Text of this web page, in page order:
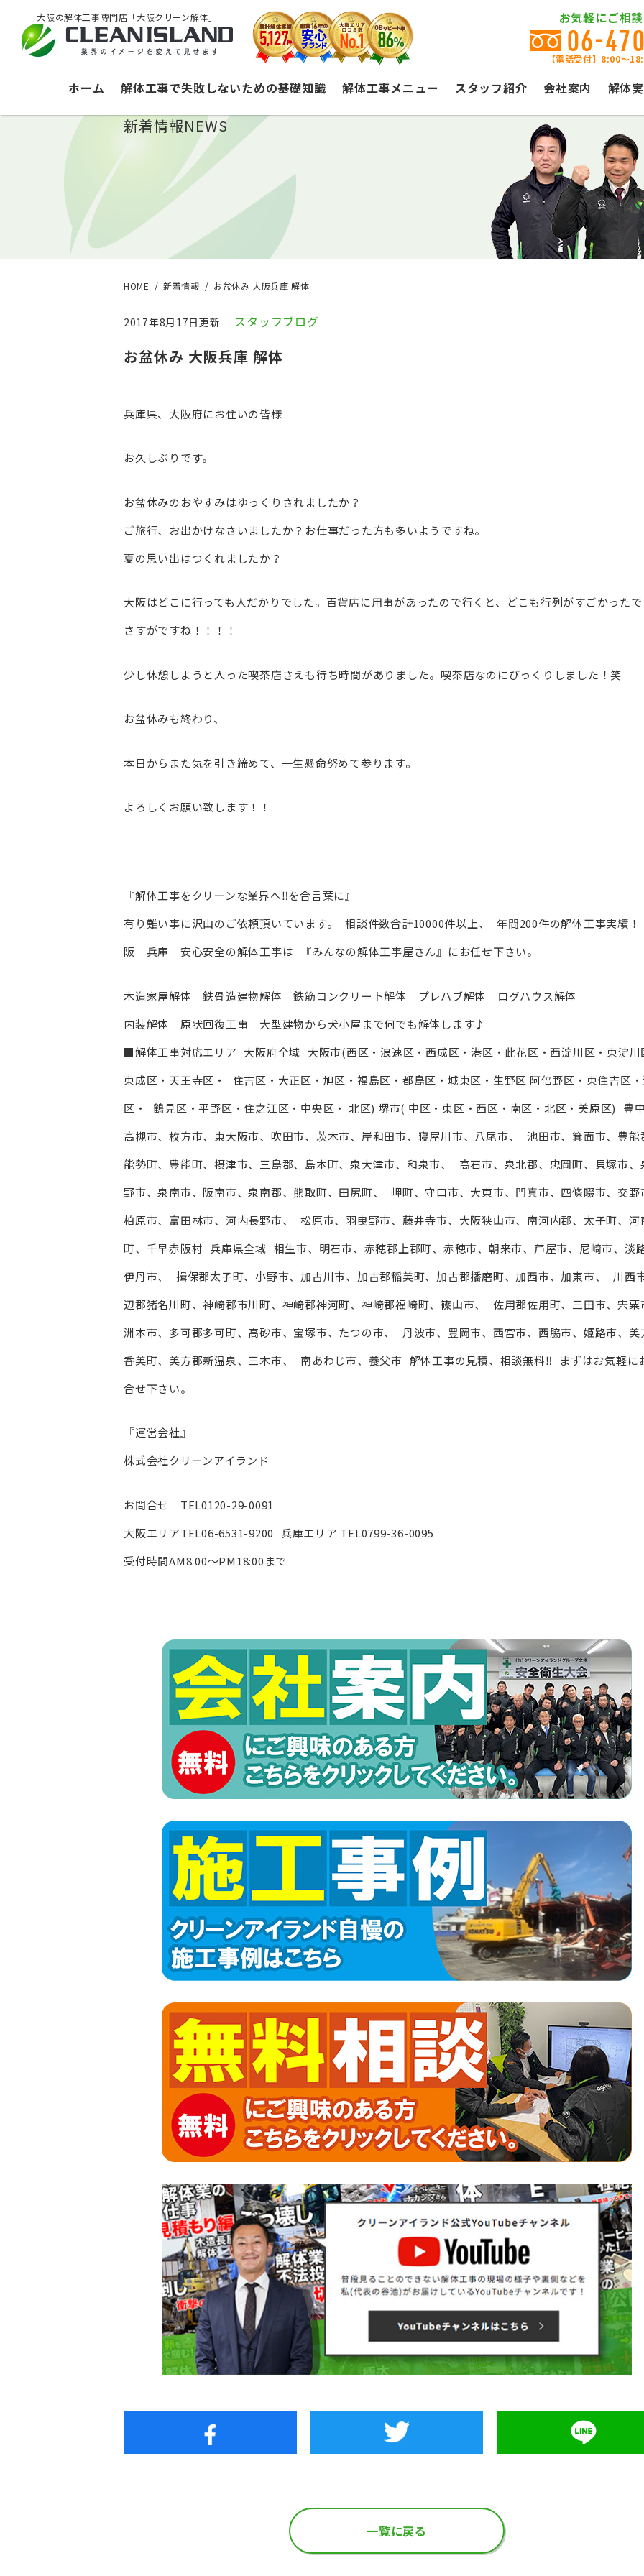
大阪の解体工事専門店「大阪クリーン解体」 お気軽にご相
06-
【電話受付】8:00〜
ホーム 解体工事で失敗しないための基礎知識 解体工事メニュー スタッフ紹介 会社案内 解体
新着情報NEWS
HOME 新着情報 お盆休み 大阪兵庫 解体
2017年8月17日更新 スタッフブログ
お盆休み 大阪兵庫 解体
兵庫県、大阪府にお住いの皆様
お久しぶりです。
お盆休みのおやすみはゆっくりされましたか？
ご旅行、お出かけなさいましたか？お仕事だった方も多いようですね。
夏の思い出はつくれましたか？
大阪はどこに行っても人だかりでした。百貨店に用事があったので行くと、どこも行列がすごかった
さすがですね！！！！
少し休憩しようと入った喫茶店さえも待ち時間がありました。喫茶店なのにびっくりしました！笑
お盆休みも終わり、
本日からまた気を引き締めて、一生懸命努めて参ります。
よろしくお願い致します！！
『解体工事をクリーンな業界へ‼︎を合言葉に』
有り難い事に沢山のご依頼頂いています。 相談件数合計10000件以上、 年間200件の解体工事実績
阪 兵庫 安心安全の解体工事は 『みんなの解体工事屋さん』にお任せ下さい。
木造家屋解体 鉄骨造建物解体 鉄筋コンクリート解体 プレハブ解体 ログハウス解体
内装解体 原状回復工事 大型建物から犬小屋まで何でも解体します♪
■解体工事対応エリア 大阪府全域 ⼤阪市(⻄区・浪速区・⻄成区・港区・此花区・⻄淀川区・東淀川
東成区・天王寺区・ 住吉区・⼤正区・旭区・福島区・都島区・城東区・生野区 阿倍野区・東住吉区
区・ 鶴見区・平野区・住之江区・中央区・ 北区) 堺市( 中区・東区・⻄区・南区・北区・美原区) 豊
高槻市、枚方市、東⼤阪市、吹田市、茨木市、岸和田市、寝屋川市、八尾市、 池田市、箕面市、豊能
能勢町、豊能町、摂津市、三島郡、島本町、泉⼤津市、和泉市、 高石市、泉北郡、忠岡町、貝塚市、
野市、泉南市、阪南市、泉南郡、熊取町、田尻町、 岬町、守口市、⼤東市、門真市、四條畷市、交野
柏原市、富田林市、河内⻑野市、 松原市、羽曳野市、藤井寺市、⼤阪狭山市、南河内郡、太子町、河
町、千早赤阪村 兵庫県全域 相生市、明石市、赤穂郡上郡町、赤穂市、朝来市、芦屋市、尼崎市、淡
伊丹市、 揖保郡太子町、小野市、加古川市、加古郡稲美町、加古郡播磨町、加⻄市、加東市、 川⻄
辺郡猪名川町、神崎郡市川町、神崎郡神河町、神崎郡福崎町、篠山市、 佐用郡佐用町、三田市、宍粟
洲本市、多可郡多可町、高砂市、宝塚市、たつの市、 丹波市、豊岡市、⻄宮市、⻄脇市、姫路市、美
香美町、美方郡新温泉、三木市、 南あわじ市、養父市 解体工事の見積、相談無料‼︎ まずはお気軽に
合せ下さい。
『運営会社』
株式会社クリーンアイランド
お問合せ TEL0120-29-0091
大阪エリアTEL06-6531-9200 兵庫エリア TEL0799-36-0095
受付時間AM8:00〜PM18:00まで
一覧に戻る